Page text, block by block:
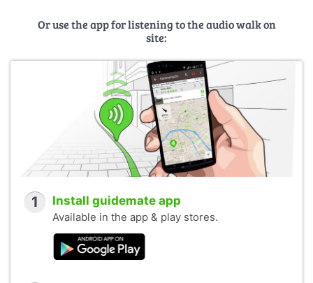
Or use the app for listening to the audio walk on
site:
1 Install guidemate app
Available in the app & play stores.